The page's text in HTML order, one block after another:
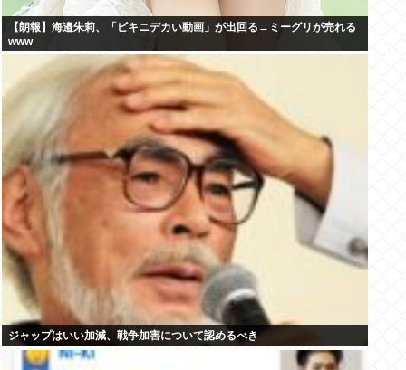
【朗報】海邉朱莉、「ビキニデカい動画」が出回る→ミーグリが売れる
www
ジャップはいい加減、戦争加害について認めるべき